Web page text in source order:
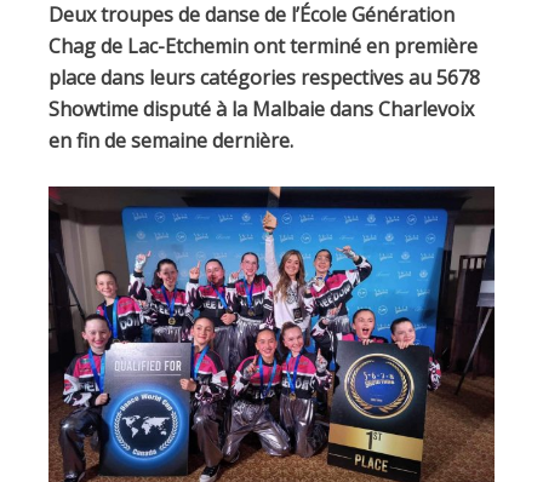
e
b
o
o
k
i
l
Deux troupes de danse de l’École Génération
Chag de Lac-Etchemin ont terminé en première
place dans leurs catégories respectives au 5678
Showtime disputé à la Malbaie dans Charlevoix
en fin de semaine dernière.